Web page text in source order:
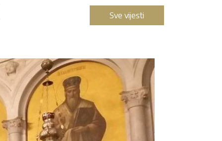
Sve vijesti